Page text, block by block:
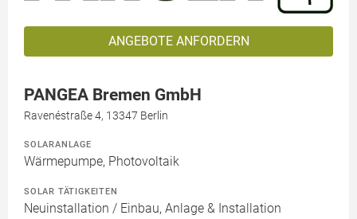
ANGEBOTE ANFORDERN
PANGEA Bremen GmbH
Ravenéstraße 4, 13347 Berlin
SOLARANLAGE
Wärmepumpe, Photovoltaik
SOLAR TÄTIGKEITEN
Neuinstallation / Einbau, Anlage & Installation